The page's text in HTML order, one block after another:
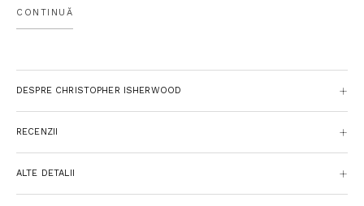
se va transforma curand intr-o realitate atroce.
CONTINUĂ
DESPRE CHRISTOPHER ISHERWOOD
RECENZII
ALTE DETALII